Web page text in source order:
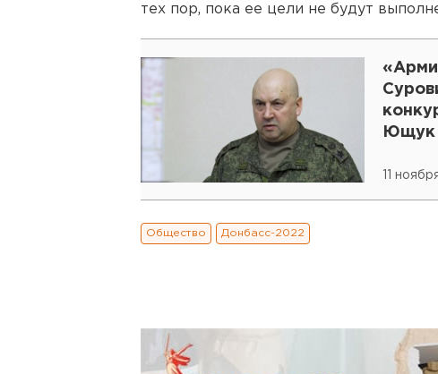
тех пор, пока ее цели не будут
Ющук
11
Общество Донбасс-2022